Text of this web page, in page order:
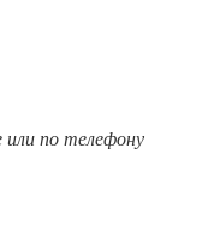
или по телефону